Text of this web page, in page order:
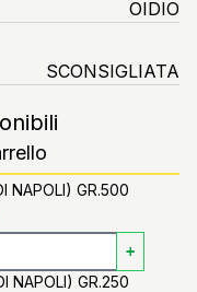
OIDIO
SCONSIGLIATA
NAPOLI) GR.500
+
NAPOLI) GR.250